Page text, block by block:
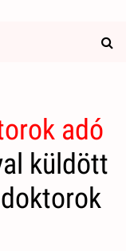
adó
küldött